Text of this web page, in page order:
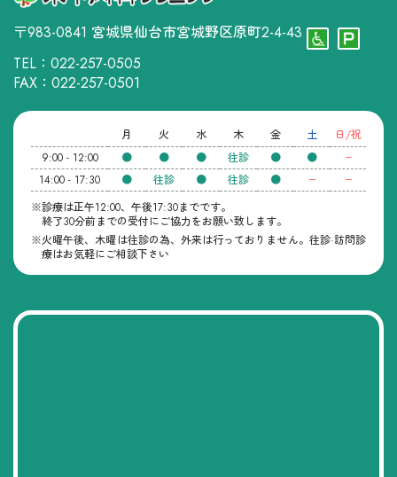
〒983-0841 宮城県仙台市宮城野区原町2-4-43
TEL：022-257-0505
FAX：022-257-0501
月 火 水 木 金 土
日/祝
9:00 - 12:00
● ● ● 往診 ● ● ー
14:00 - 17:30 ● 往診 ● 往診 ● ー ー
※診療は正午12:00、午後17:30までです。
終了30分前までの受付にご協力をお願い致します。
※火曜午後、木曜は往診の為、外来は行っておりません。往診·訪問診
療はお気軽にご相談下さい